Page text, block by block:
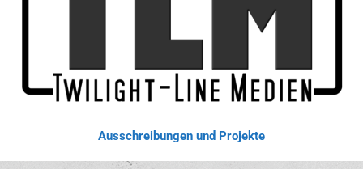
Ausschreibungen und Projekte